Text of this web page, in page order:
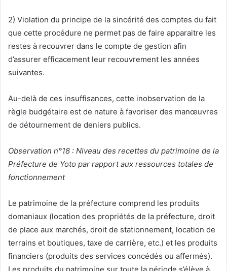
2) Violation du principe de la sincérité des comptes du fait
que cette procédure ne permet pas de faire apparaitre les
restes à recouvrer dans le compte de gestion afin
d’assurer efficacement leur recouvrement les années
suivantes.
Au-delà de ces insuffisances, cette inobservation de la
règle budgétaire est de nature à favoriser des manœuvres
de détournement de deniers publics.
Observation n°18 : Niveau des recettes du patrimoine de la
Préfecture de Yoto par rapport aux ressources totales de
fonctionnement
Le patrimoine de la préfecture comprend les produits
domaniaux (location des propriétés de la préfecture, droit
de place aux marchés, droit de stationnement, location de
terrains et boutiques, taxe de carrière, etc.) et les produits
financiers (produits des services concédés ou affermés).
Les produits du patrimoine sur toute la période s’élève à